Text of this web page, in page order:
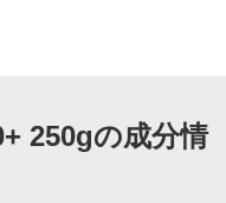
250gの成分情